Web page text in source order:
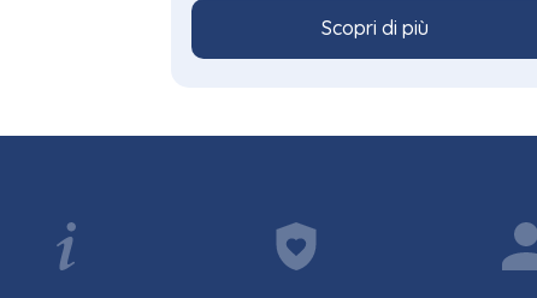
Scopri di più